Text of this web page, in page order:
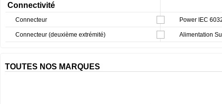
Connectivité
Connecteur Power IEC
Connecteur (deuxième extrémité) Alimentation
TOUTES NOS MARQUES